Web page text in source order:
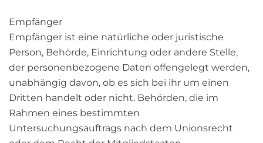
Empfänger
Empfänger ist eine natürliche oder juristische
Person, Behörde, Einrichtung oder andere Stelle,
der personenbezogene Daten offengelegt werden,
unabhängig davon, ob es sich bei ihr um einen
Dritten handelt oder nicht. Behörden, die im
Rahmen eines bestimmten
Untersuchungsauftrags nach dem Unionsrecht